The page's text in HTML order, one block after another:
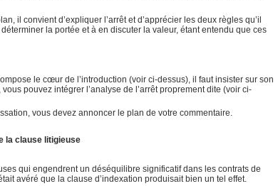
il convient d’expliquer l’arrêt et d’apprécier les deux règles qu’il
la portée et à en discuter la valeur, étant entendu que ces
le cœur de l’introduction (voir ci-dessus), il faut insister sur son
vous pouvez intégrer l’analyse de l’arrêt proprement dite (voir ci-
vous devez annoncer le plan de votre commentaire.
la clause litigieuse
qui engendrent un déséquilibre significatif dans les contrats de
avéré que la clause d’indexation produisait bien un tel effet.